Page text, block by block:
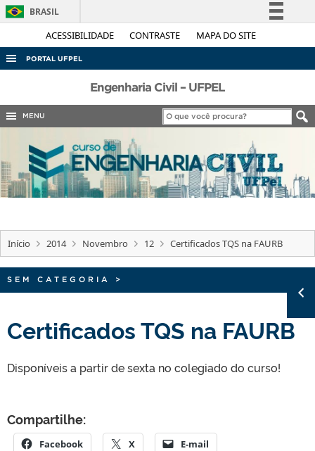
ACESSIBILIDADE CONTRASTE MAPA DO SITE
BRASIL
Simplifique!
Legislação
PORTAL UFPEL
ACESSO À INFORMAÇÃO
AUDITORIA
CONCURSOS
EDITAIS
Engenharia Civil – UFPEL
MENU
Início 2014 Novembro 12 Certificados TQS na FAURB
SEM CATEGORIA >
Certificados TQS na FAURB
Disponíveis a partir de sexta no colegiado do curso!
Compartilhe:
Facebook X E-mail